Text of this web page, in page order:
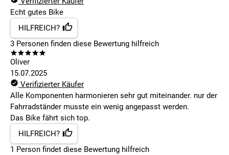
Echt gutes Bike
HILFREICH?
3 Personen finden diese Bewertung hilfreich
Oliver
15.07.2025
Verifizierter Käufer
Alle Komponenten harmonieren sehr gut miteinander. nur der
Fahrradständer musste ein wenig angepasst werden.
Das Bike fährt sich top.
HILFREICH?
1 Person findet diese Bewertung hilfreich